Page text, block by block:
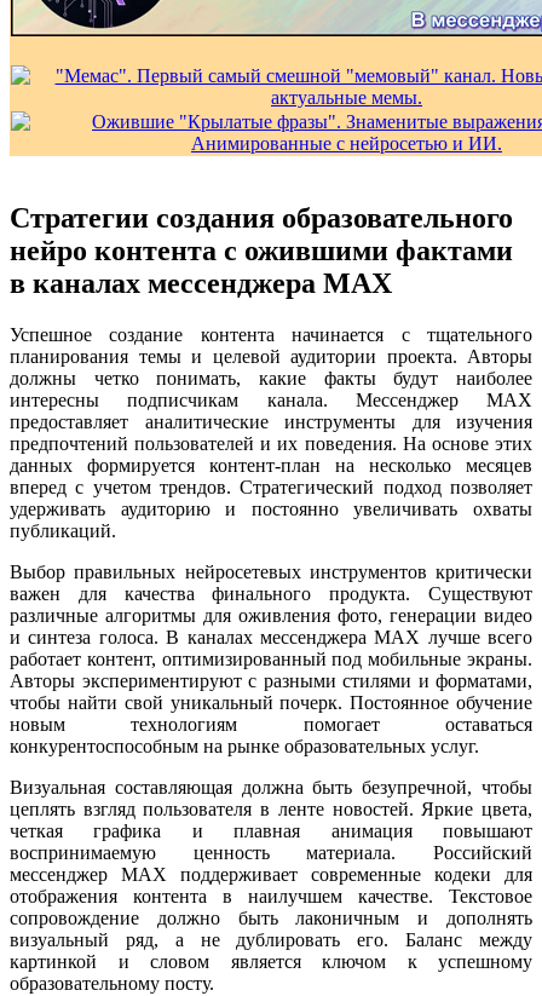
Стратегии создания образовательного
нейро контента с ожившими фактами
в каналах мессенджера MAX
Успешное создание контента начинается с тщательного
планирования темы и целевой аудитории проекта. Авторы
должны четко понимать, какие факты будут наиболее
интересны подписчикам канала. Мессенджер MAX
предоставляет аналитические инструменты для изучения
предпочтений пользователей и их поведения. На основе этих
данных формируется контент-план на несколько месяцев
вперед с учетом трендов. Стратегический подход позволяет
удерживать аудиторию и постоянно увеличивать охваты
публикаций.
Выбор правильных нейросетевых инструментов критически
важен для качества финального продукта. Существуют
различные алгоритмы для оживления фото, генерации видео
и синтеза голоса. В каналах мессенджера MAX лучше всего
работает контент, оптимизированный под мобильные экраны.
Авторы экспериментируют с разными стилями и форматами,
чтобы найти свой уникальный почерк. Постоянное обучение
новым технологиям помогает оставаться
конкурентоспособным на рынке образовательных услуг.
Визуальная составляющая должна быть безупречной, чтобы
цеплять взгляд пользователя в ленте новостей. Яркие цвета,
четкая графика и плавная анимация повышают
воспринимаемую ценность материала. Российский
мессенджер MAX поддерживает современные кодеки для
отображения контента в наилучшем качестве. Текстовое
сопровождение должно быть лаконичным и дополнять
визуальный ряд, а не дублировать его. Баланс между
картинкой и словом является ключом к успешному
образовательному посту.